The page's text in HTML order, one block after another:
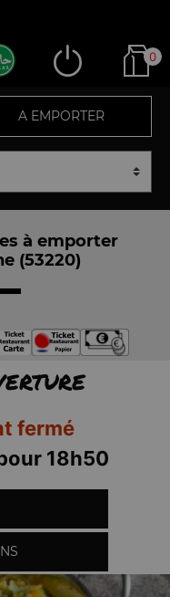
0
A EMPORTER
à emporter
(53220)
fermé
18h50